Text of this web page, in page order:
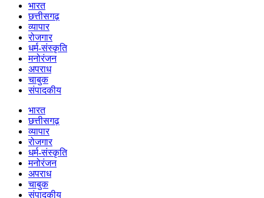
भारत
छत्तीसगढ़
व्यापार
रोजगार
धर्म-संस्कृति
मनोरंजन
अपराध
चाबुक
संपादकीय
भारत
छत्तीसगढ़
व्यापार
रोजगार
धर्म-संस्कृति
मनोरंजन
अपराध
चाबुक
संपादकीय